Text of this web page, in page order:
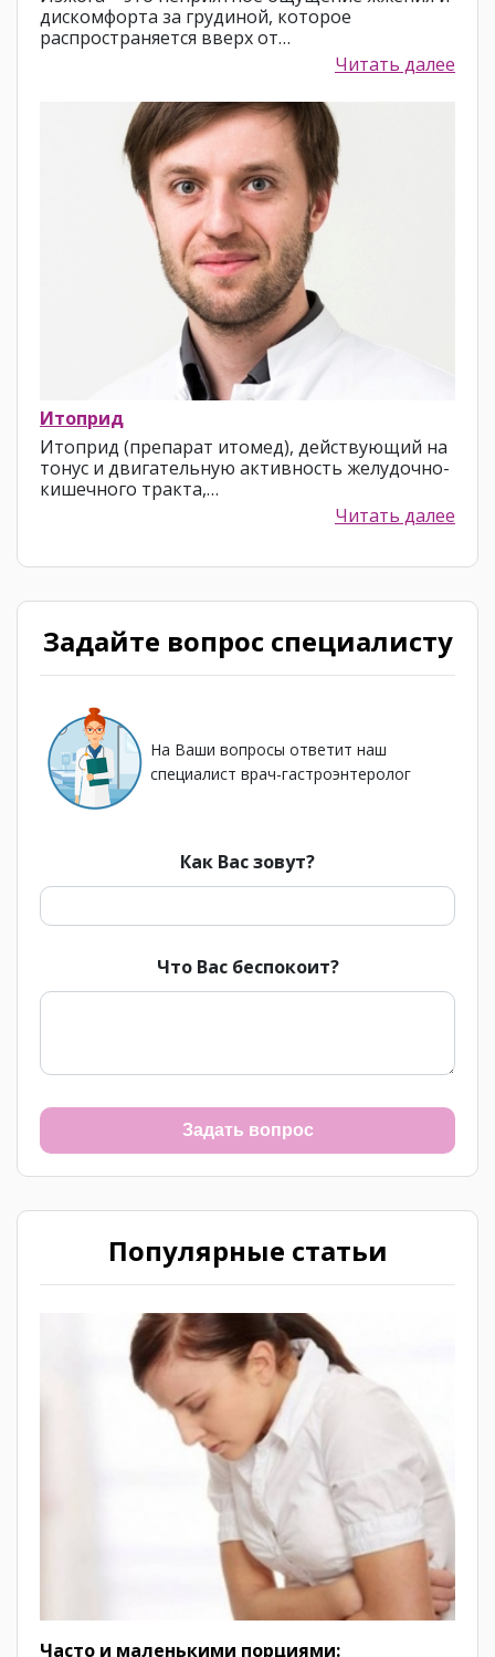
дискомфорта за грудиной, которое
распространяется вверх от…
Читать далее
Итоприд
Итоприд (препарат итомед), действующий на
тонус и двигательную активность желудочно-
кишечного тракта,…
Читать далее
Задайте вопрос специалисту
На Ваши вопросы ответит наш
специалист врач-гастроэнтеролог
Как Вас зовут?
Что Вас беспокоит?
Задать вопрос
Популярные статьи
Часто и маленькими порциями: